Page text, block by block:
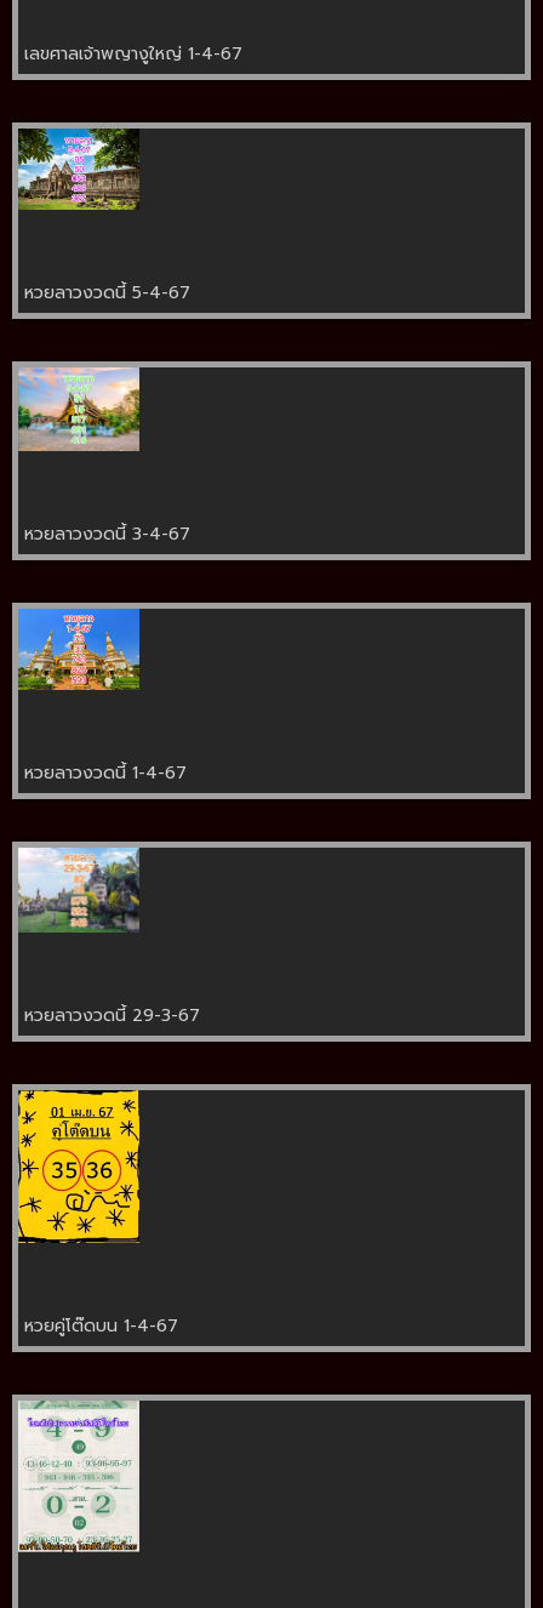
เลขศาลเจ้าพญางูใหญ่ 1-4-67
หวยลาวงวดนี้ 5-4-67
หวยลาวงวดนี้ 3-4-67
หวยลาวงวดนี้ 1-4-67
หวยลาวงวดนี้ 29-3-67
หวยคู่โต๊ดบน 1-4-67